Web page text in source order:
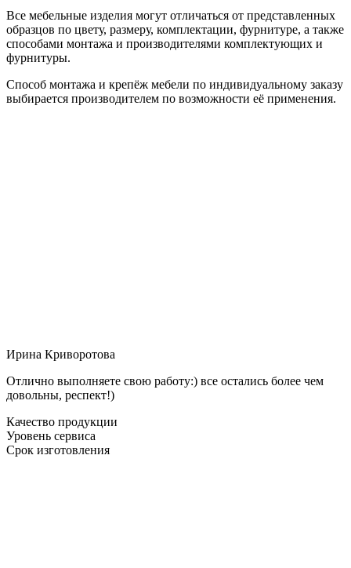
Все мебельные изделия могут отличаться от представленных
образцов по цвету, размеру, комплектации, фурнитуре, а также
способами монтажа и производителями комплектующих и
фурнитуры.
Способ монтажа и крепёж мебели по индивидуальному заказу
выбирается производителем по возможности её применения.
Ирина Криворотова
Отлично выполняете свою работу:) все остались более чем
довольны, респект!)
Качество продукции
Уровень сервиса
Срок изготовления